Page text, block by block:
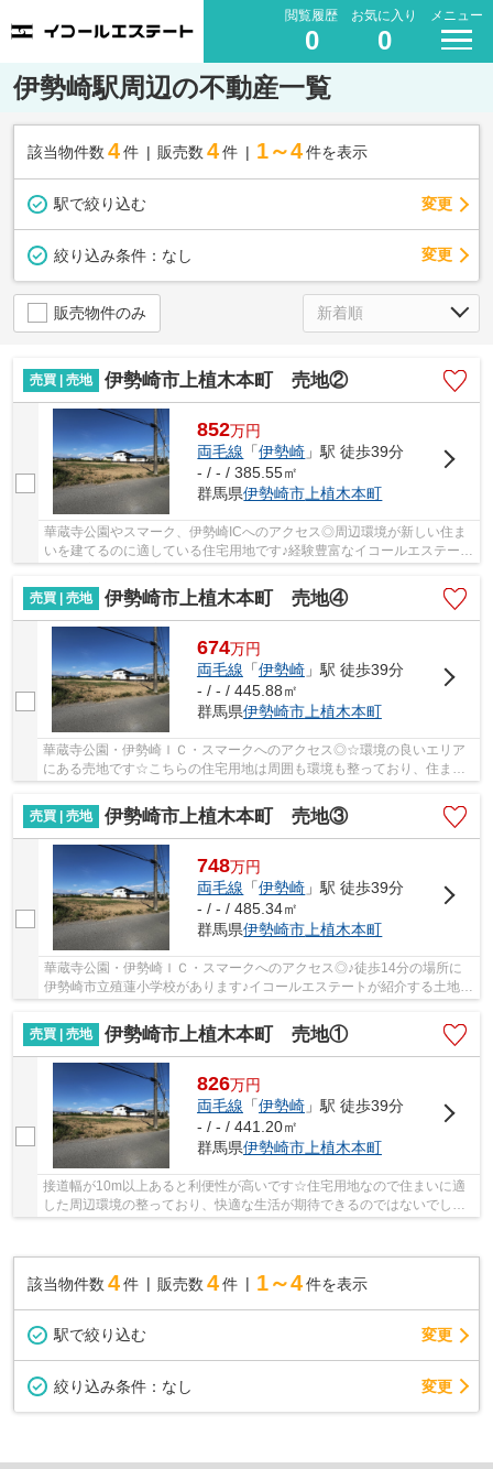
閲覧履歴
0
お気に入り
0
メニュー
伊勢崎駅周辺の不動産一覧
該当物件数 4件 販売数 4 件 1～4 件を表示
駅で絞り込む 変更
絞り込み条件： なし 変更
販売物件のみ
売買 | 売地 伊勢崎市上植木本町 売地②
852万円
両毛線 「伊勢崎 」駅 徒歩39分
- / - / 385.55㎡
群馬県伊勢崎市上植木本町
華蔵寺公園やスマーク、伊勢崎ICへのアクセス◎周辺環境が新しい住ま
いを建てるのに適している住宅用地です♪経験豊富なイコールエステート
売買 | 売地
伊勢崎市上植木本町 売地④
674万円
両毛線 「伊勢崎」駅 徒歩39分
- / - / 445.88㎡
群馬県伊勢崎市上植木本町
華蔵寺公園・伊勢崎ＩＣ・スマークへのアクセス◎☆環境の良いエリア
にある売地です☆こちらの住宅用地は周囲も環境も整っており、住まい
売買 | 売地
伊勢崎市上植木本町 売地③
748万円
両毛線 「伊勢崎 」駅 徒歩39分
- / - / 485.34㎡
群馬県伊勢崎市 上植木本町
華蔵寺公園・伊勢崎ＩＣ・スマークへのアクセス◎♪徒歩14分の場所に
伊勢崎市立殖蓮小学校があります♪イコールエステートが紹介する土地を
売買 | 売地
伊勢崎市上植木本町 売地①
826万円
両毛線 「伊勢崎」駅 徒歩39分
- / - / 441.20㎡
群馬県伊勢崎市上植木本町
接道幅が10m以上あると利便性が高いです☆住宅用地なので住まいに適
した周辺環境の整っており、快適な生活が期待できるのではないでしょ
該当物件数 4件 販売数 4 件 1～4 件を表示
駅で絞り込む 変更
絞り込み条件： なし 変更